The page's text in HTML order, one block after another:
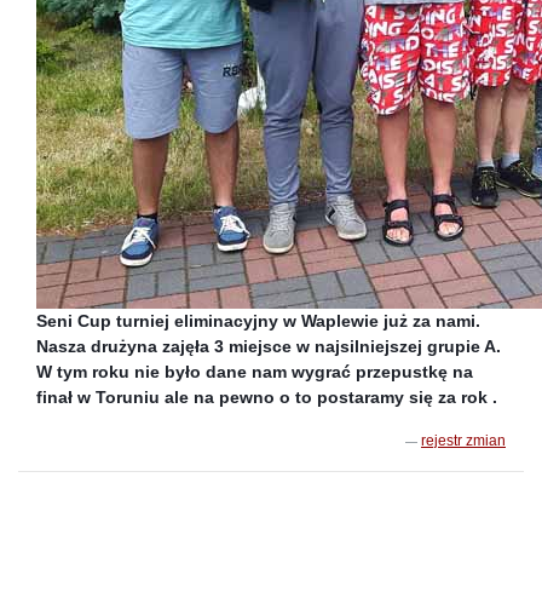
Seni Cup turniej eliminacyjny w Waplewie już za nami.
Nasza drużyna zajęła 3 miejsce w najsilniejszej grupie A.
W tym roku nie było dane nam wygrać przepustkę na
finał w Toruniu ale na pewno o to postaramy się za rok .
rejestr zmian